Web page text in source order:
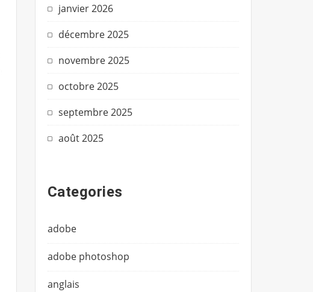
janvier 2026
décembre 2025
novembre 2025
octobre 2025
septembre 2025
août 2025
Categories
adobe
adobe photoshop
anglais